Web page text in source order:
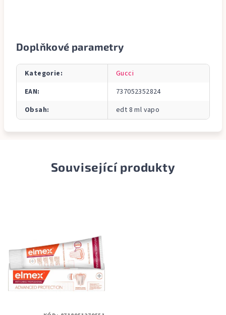
Doplňkové parametry
Kategorie:
Gucci
EAN:
737052352824
Obsah: edt 8 ml vapo
Související produkty